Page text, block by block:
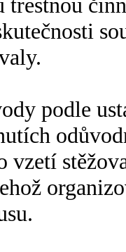
podle
vzetí